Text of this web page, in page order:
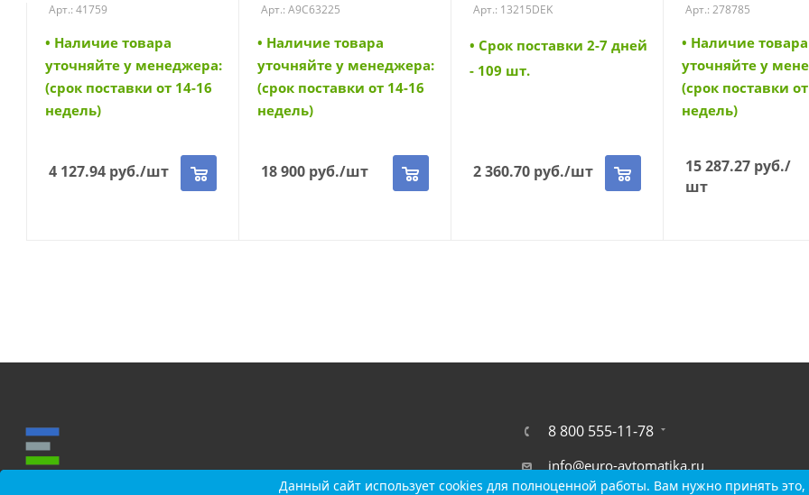
характеристика D, 2-
полюс, Icn 10 kA (41759)
Арт.: 41759
• Наличие товара
уточняйте у менеджера:
(срок поставки от 14-16
недель)
4 127.94 руб./шт
Арт.: A9C63225
• Наличие товара
уточняйте у менеджера:
(срок поставки от 14-16
недель)
18 900 руб./шт
Арт.: 13215DEK
• Cрок поставки 2-7 дней
- 109 шт.
2 360.70руб./шт
(FAZ-D25/2) (278785)
Арт.: 278785
• Наличие товара
уточняйте у
(срок поставки
недель)
15 287.27руб./
шт
8 800 555-11-78
info@euro-avtomatika.ru
Данный сайт использует cookies для полноценной работы. Вам нужно принять это,
Данный сайт использует cookies для полноценной работы. Вам нужно принять это,